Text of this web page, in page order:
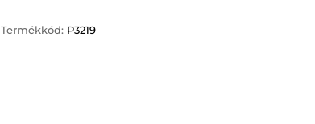
Termékkód: P3219